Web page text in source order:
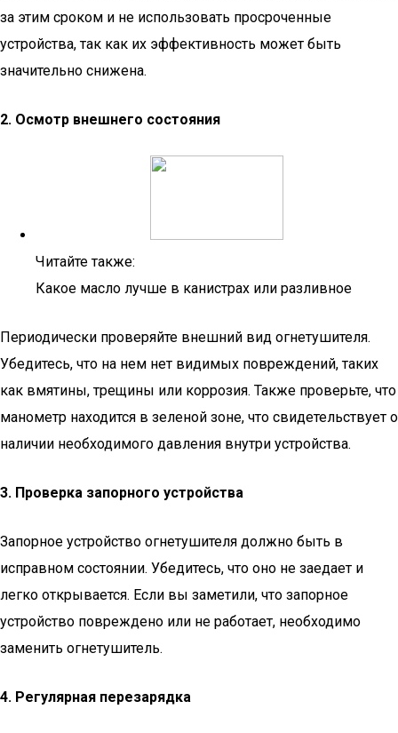
за этим сроком и не использовать просроченные
устройства, так как их эффективность может быть
значительно снижена.
2. Осмотр внешнего состояния
Читайте также:
Какое масло лучше в канистрах или разливное
Периодически проверяйте внешний вид огнетушителя.
Убедитесь, что на нем нет видимых повреждений, таких
как вмятины, трещины или коррозия. Также проверьте, что
манометр находится в зеленой зоне, что свидетельствует о
наличии необходимого давления внутри устройства.
3. Проверка запорного устройства
Запорное устройство огнетушителя должно быть в
исправном состоянии. Убедитесь, что оно не заедает и
легко открывается. Если вы заметили, что запорное
устройство повреждено или не работает, необходимо
заменить огнетушитель.
4. Регулярная перезарядка